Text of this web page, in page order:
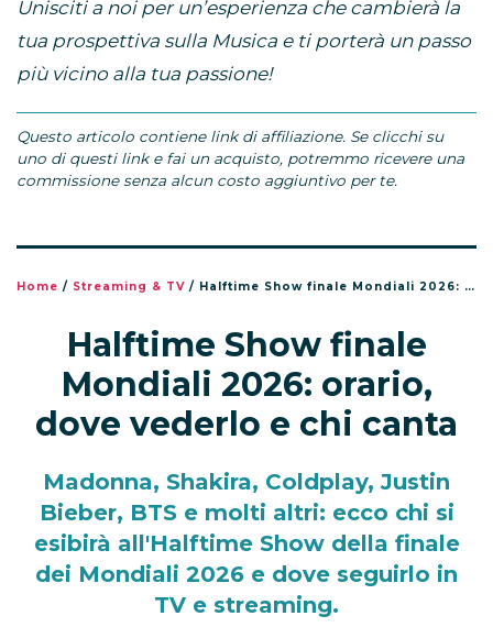
Unisciti a noi per un’esperienza che cambierà la
tua prospettiva sulla Musica e ti porterà un passo
più vicino alla tua passione!
Questo articolo contiene link di affiliazione. Se clicchi su
uno di questi link e fai un acquisto, potremmo ricevere una
commissione senza alcun costo aggiuntivo per te.
Home / Streaming & TV / Halftime Show finale Mondiali 2026: orario, dove vederlo e chi canta
Halftime Show finale
Mondiali 2026: orario,
dove vederlo e chi canta
Madonna, Shakira, Coldplay, Justin
Bieber, BTS e molti altri: ecco chi si
esibirà all'Halftime Show della finale
dei Mondiali 2026 e dove seguirlo in
TV e streaming.